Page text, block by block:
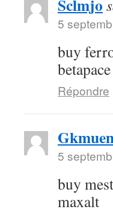
Sclmjo
5
buy
Répondre
5
buy
maxalt